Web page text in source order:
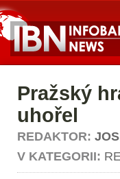
Pražský
uhořel
REDAKTOR:
V KATEGORII: